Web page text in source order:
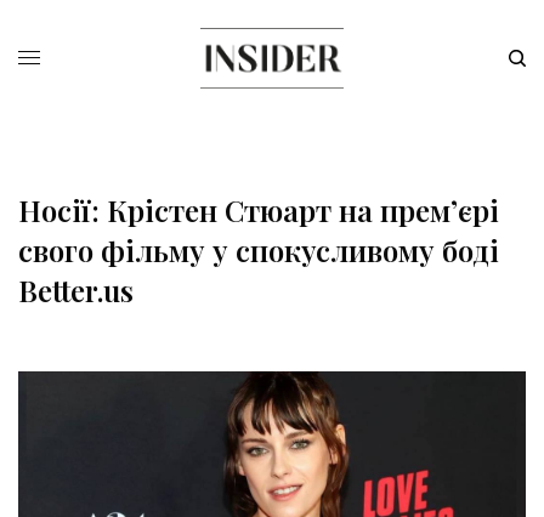
Носії: Крістен Стюарт на премʼєрі
свого фільму у спокусливому боді
Better.us